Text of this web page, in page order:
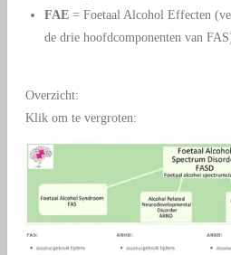
FAE= Foetaal Alcohol Effecten
de drie hoofdcomponenten van
Overzicht:
Klik om te vergroten: